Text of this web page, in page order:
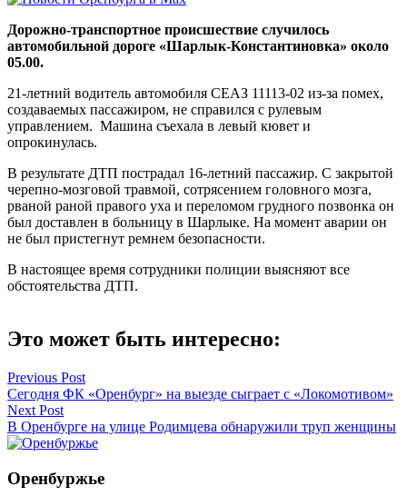
Дорожно-транспортное происшествие случилось
автомобильной дороге «Шарлык-Константиновка» около
05.00.
21-летний водитель автомобиля СЕАЗ 11113-02 из-за помех,
создаваемых пассажиром, не справился с рулевым
управлением. Машина съехала в левый кювет и
опрокинулась.
В результате ДТП пострадал 16-летний пассажир. С закрытой
черепно-мозговой травмой, сотрясением головного мозга,
рваной раной правого уха и переломом грудного позвонка он
был доставлен в больницу в Шарлыке. На момент аварии он
не был пристегнут ремнем безопасности.
В настоящее время сотрудники полиции выясняют все
обстоятельства ДТП.
Это может быть интересно:
Навигация
по
записям
Previous Post
Сегодня ФК «Оренбург» на выезде сыграет с «Локомотивом»
Next Post
В Оренбурге на улице Родимцева обнаружили труп женщины
Оренбуржье